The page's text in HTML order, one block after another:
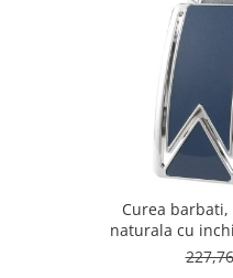
Curea barbati,
naturala cu